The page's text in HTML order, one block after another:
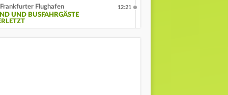
Frankfurter Flughafen
UND BUSFAHRGÄSTE
12:21